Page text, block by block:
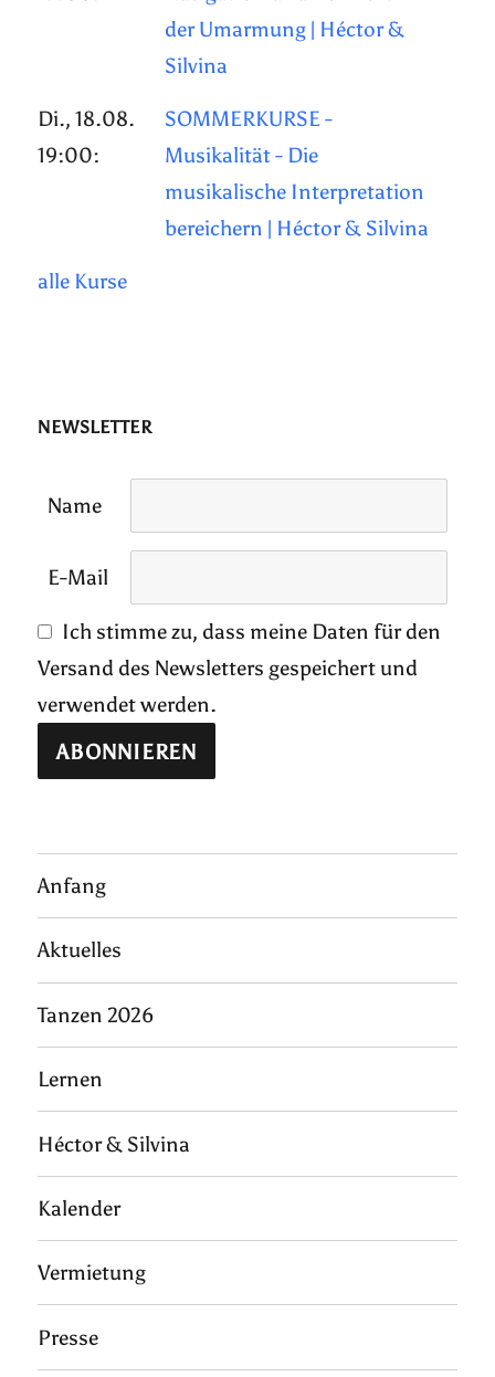
der Umarmung | Héctor &
Silvina
Di., 18.08.
19:00:
SOMMERKURSE -
Musikalität - Die
musikalische Interpretation
bereichern | Héctor & Silvina
alle Kurse
NEWSLETTER
Name
E-Mail
Ich stimme zu, dass meine Daten für den
Versand des Newsletters gespeichert und
verwendet werden.
Anfang
Aktuelles
Tanzen 2026
Lernen
Héctor & Silvina
Kalender
Vermietung
Presse